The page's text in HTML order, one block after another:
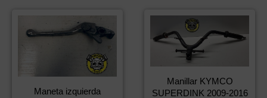
Maneta izquierda
Manillar KYMCO
SUPERDINK 2009-2016